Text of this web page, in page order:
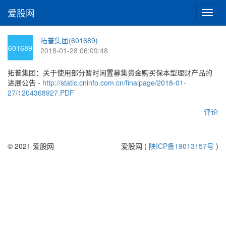
切
换
爱股网
601689
拓普集团(601689)
2018-01-28 06:09:48
拓普集团：关于使用部分暂时闲置募集资金购买保本型理财产品的
进展公告 - http://static.cninfo.com.cn/finalpage/2018-01-
27/1204368927.PDF
评论
© 2021 爱股网 爱股网 ( 陕ICP备19013157号 )